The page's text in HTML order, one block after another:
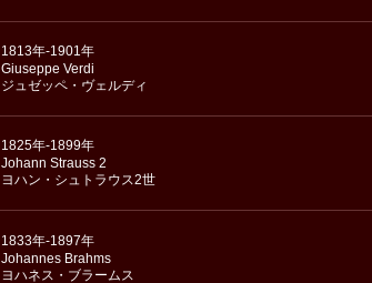
1813年-1901年
Giuseppe Verdi
ジュゼッペ・ヴェルディ
1825年-1899年
Johann Strauss 2
ヨハン・シュトラウス2世
1833年-1897年
Johannes Brahms
ヨハネス・ブラームス